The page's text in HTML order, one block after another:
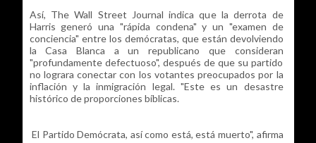
Así, The Wall Street Journal indica que la derrota de
Harris generó una "rápida condena" y un "examen de
conciencia" entre los demócratas, que están devolviendo
la Casa Blanca a un republicano que consideran
"profundamente defectuoso", después de que su partido
no lograra conectar con los votantes preocupados por la
inflación y la inmigración legal. "Este es un desastre
histórico de proporciones bíblicas.
El Partido Demócrata, así como está, está muerto", afirma